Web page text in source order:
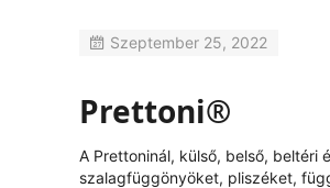
Szeptember 25, 2022
Prettoni®
A Prettoninál, külső, belső, beltéri
szalagfüggönyöket, pliszéket,